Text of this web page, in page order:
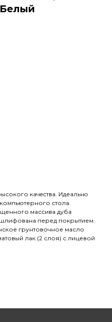
кaчeствa. Идеaльнo
стола.
массива дуба
перед покрытием.
грунтовочное масло
лак (2 слоя) с лицевой